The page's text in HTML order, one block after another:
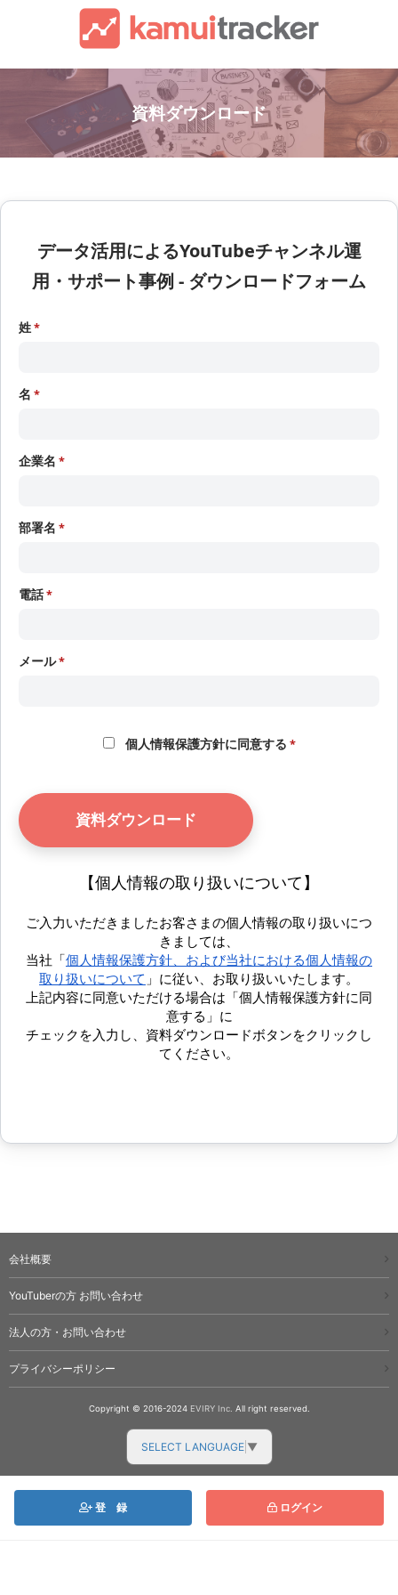
資料ダウンロード
データ活用によるYouTubeチャンネル運
用・サポート事例 - ダウンロードフォーム
姓
名
企業名
部署名
電話
メール
個人情報保護方針に同意する
【個人情報の取り扱いについて】
ご入力いただきましたお客さまの個人情報の取り扱いにつ
きましては、
当社「 個人情報保護方針、および当社における個人情報の
取り扱いについて 」に従い、お取り扱いいたします。
上記内容に同意いただける場合は「個人情報保護方針に同
意する」に
チェックを入力し、資料ダウンロードボタンをクリックし
てください。
会社概要
YouTuberの方 お問い合わせ
法人の方・お問い合わせ
プライバシーポリシー
Copyright © 2016-2024 EVIRY Inc. All right reserved.
SELECT LANGUAGE ▼
登 録 ログイン